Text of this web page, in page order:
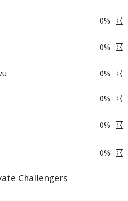
0%
0%
0%
0%
0%
0%
Challengers